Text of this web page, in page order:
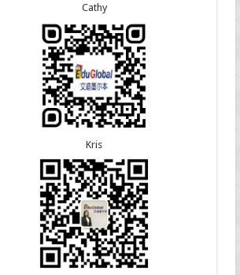
喜江苏的杨女士190技术移民签证顺利下签！
喜黑龙江的刘女士864父母签证顺利下签！
喜天津的陈同学和妈妈590+500学生签证顺利
喜广东的邓同学500学生签证顺利下签！
喜广东的喻同学500学生签证顺利下签！
喜黑龙江的刘女士600旅游签证顺利下签，三年
喜北京的王先生和孩子600旅游签证顺利下签，
次往返！
Cathy
Kris